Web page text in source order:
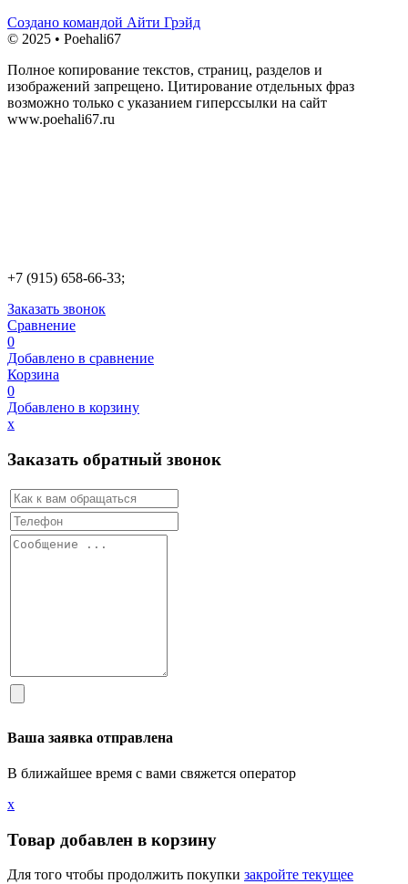
Создано командой Айти Грэйд
© 2025 • Poehali67
Полное копирование текстов, страниц, разделов и
изображений запрещено. Цитирование отдельных фраз
возможно только с указанием гиперссылки на сайт
www.poehali67.ru
+7 (915) 658-66-33;
Заказать звонок
Сравнение
0
Добавлено в сравнение
Корзина
0
Добавлено в корзину
х
Заказать обратный звонок
Ваша заявка отправлена
В ближайшее время с вами свяжется оператор
х
Товар добавлен в корзину
Для того чтобы продолжить покупки закройте текущее